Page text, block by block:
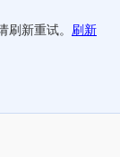
刷新重试。 刷新